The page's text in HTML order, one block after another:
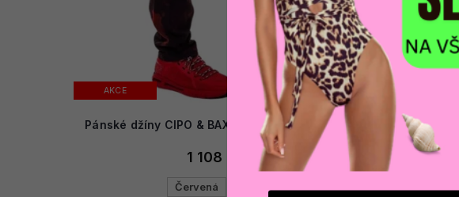
AKCE
Pánské džíny CIPO & BAXX CD558 BURGUNDY
1 108 Kč
Červená